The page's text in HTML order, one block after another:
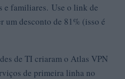
e familiares. Use o link de
um desconto de 81% (isso é
de TI criaram o Atlas VPN
de primeira linha no